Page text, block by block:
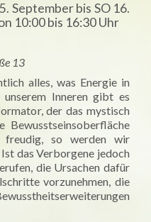
September bis SO 16.
10:00 bis 16:30 Uhr
13
alles, was Energie in
unserem Inneren gibt es
der das mystisch
Bewusstseinsoberfläche
freudig, so werden wir
das Verborgene jedoch
die Ursachen dafür
vorzunehmen, die